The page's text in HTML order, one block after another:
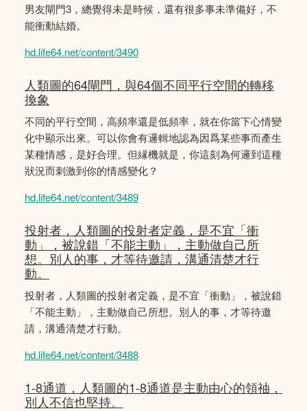
男友閘門3，總覺得未是時候，還有很多事未準備好，不
能衝動結婚。
hd.life64.net/content/3490
人類圖的64閘門，與64個不同平行空間的轉移
換象
不同的平行空間，高頻率還是低頻率，就在你當下心情變
化中顯示出來。可以你會有邏輯地認為因爲某些事而產生
某種情感，是好合理。但縁機就是，你這刻為何邏到這種
狀況而刺激到你的情感變化？
hd.life64.net/content/3489
投射者，人類圖的投射者定義，是不宜「衝
動」，被說錯「不能主動」，主動做自己所
想。別人的事，才等待邀請，溝通清楚才行
動。
投射者，人類圖的投射者定義，是不宜「衝動」，被說錯
「不能主動」，主動做自己所想。別人的事，才等待邀
請，溝通清楚才行動。
hd.life64.net/content/3488
1-8通道，人類圖的1-8通道是主動由心的領䄂，
別人不信也堅持。